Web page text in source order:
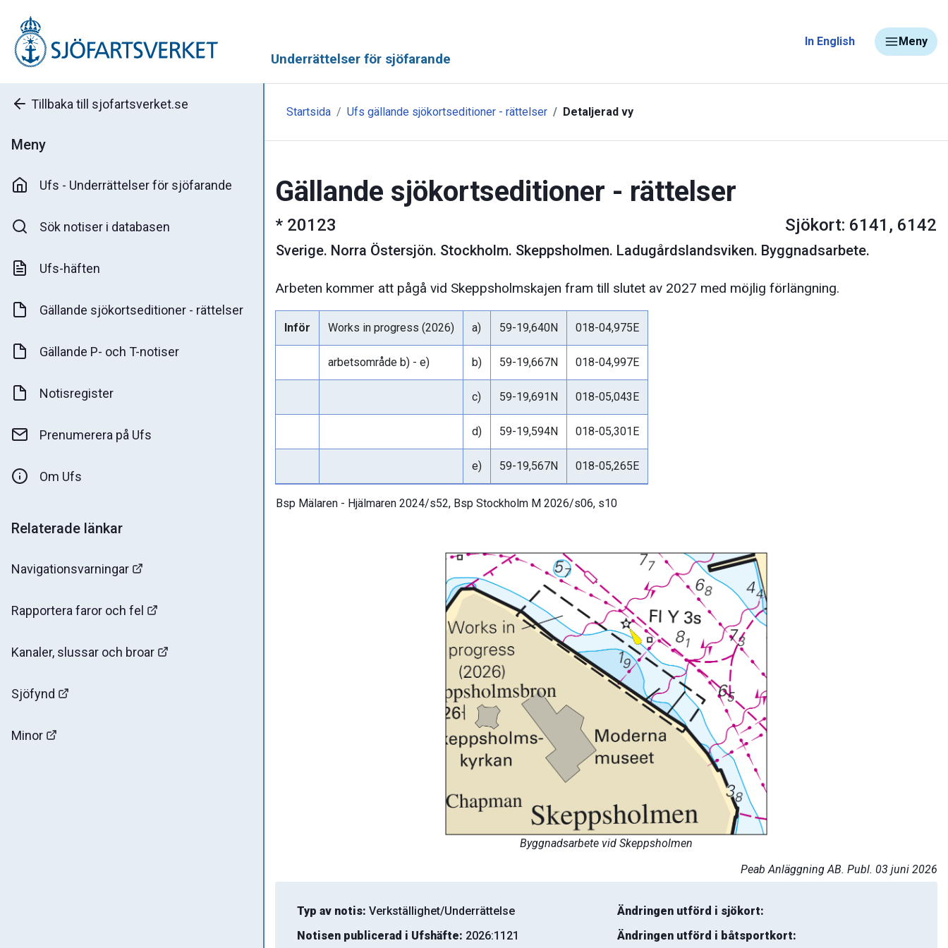
Underrättelser för sjöfarande
In English Meny
Tillbaka till sjofartsverket.se
Meny
Ufs - Underrättelser för sjöfarande
Sök notiser i databasen
Ufs-häften
Gällande sjökortseditioner - rättelser
Gällande P- och T-notiser
Notisregister
Prenumerera på Ufs
Om Ufs
Relaterade länkar
Navigationsvarningar
Rapportera faror och fel
Kanaler, slussar och broar
Sjöfynd
Minor
Startsida Ufs gällande sjökortseditioner - rättelser Detaljerad vy
Gällande sjökortseditioner - rättelser
* 20123 Sjökort: 6141, 6142
Sverige. Norra Östersjön. Stockholm. Skeppsholmen. Ladugårdslandsviken. Byggnadsarbete.
Arbeten kommer att pågå vid Skeppsholmskajen fram till slutet av 2027 med möjlig förlängning.
Inför Works in progress (2026) a) 59-19,640N 018-04,975E
arbetsområde b) - e) b) 59-19,667N 018-04,997E
c) 59-19,691N 018-05,043E
d) 59-19,594N 018-05,301E
e) 59-19,567N 018-05,265E
Bsp Mälaren - Hjälmaren 2024/s52, Bsp Stockholm M 2026/s06, s10
Byggnadsarbete vid Skeppsholmen
Peab Anläggning AB. Publ. 03 juni 2026
Typ av notis: Verkställighet/Underrättelse
Notisen publicerad i Ufshäfte: 2026:1121
Ändringen utförd i sjökort:
Ändringen utförd i båtsportkort: